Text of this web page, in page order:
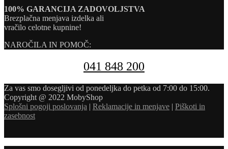
100% GARANCIJA ZADOVOLJSTVA
Brezplačna menjava izdelka ali
vračilo celotne kupnine!
NAROČILA IN POMOČ:
041 848 200
Za vas smo dosegljivi od ponedeljka do petka od 7:00 do 15:00.
Copyright @ 2022 MobyShop
Splošni pogoji poslovanja | Reklamacije in menjave | Piškoti in
zasebnost